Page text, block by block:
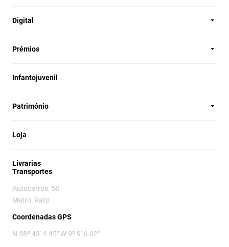
Digital
Prémios
Infantojuvenil
Património
Loja
Livrarias
Transportes
Autocarros: 58
Metro: Rato
Coordenadas GPS
N 38º 43' 4.45" W 9º 9' 6.62"